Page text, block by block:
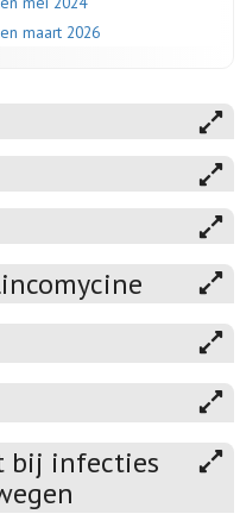
maart 2026
bij infecties